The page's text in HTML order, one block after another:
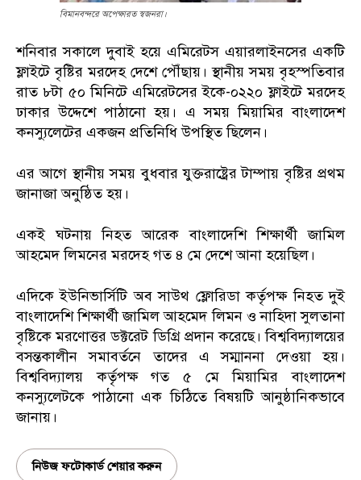
বিমানবন্দরে অপেক্ষারত স্বজনরা।
শনিবার সকালে দুবাই হয়ে এমিরেটস এয়ারলাইনসের একটি
ফ্লাইটে বৃষ্টির মরদেহ দেশে পৌঁছায়। স্থানীয় সময় বৃহস্পতিবার
রাত ৮টা ৫০ মিনিটে এমিরেটসের ইকে-০২২০ ফ্লাইটে মরদেহ
ঢাকার উদ্দেশে পাঠানো হয়। এ সময় মিয়ামির বাংলাদেশ
কনস্যুলেটের একজন প্রতিনিধি উপস্থিত ছিলেন।
এর আগে স্থানীয় সময় বুধবার যুক্তরাষ্ট্রের টাম্পায় বৃষ্টির প্রথম
জানাজা অনুষ্ঠিত হয়।
একই ঘটনায় নিহত আরেক বাংলাদেশি শিক্ষার্থী জামিল
আহমেদ লিমনের মরদেহ গত ৪ মে দেশে আনা হয়েছিল।
এদিকে ইউনিভার্সিটি অব সাউথ ফ্লোরিডা কর্তৃপক্ষ নিহত দুই
বাংলাদেশি শিক্ষার্থী জামিল আহমেদ লিমন ও নাহিদা সুলতানা
বৃষ্টিকে মরণোত্তর ডক্টরেট ডিগ্রি প্রদান করেছে। বিশ্ববিদ্যালয়ের
বসন্তকালীন সমাবর্তনে তাদের এ সম্মাননা দেওয়া হয়।
বিশ্ববিদ্যালয় কর্তৃপক্ষ গত ৫ মে মিয়ামির বাংলাদেশ
কনস্যুলেটকে পাঠানো এক চিঠিতে বিষয়টি আনুষ্ঠানিকভাবে
জানায়।
নিউজ ফটোকার্ড শেয়ার করুন